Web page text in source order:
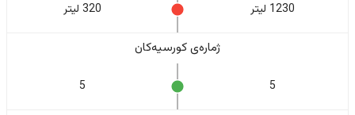
1230 لیتر 320 لیتر
ژمارەی کورسیەکان
5
5